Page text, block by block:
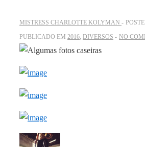
MISTRESS CHARLOTTE KOLYMAN
PUBLICADO EM 2016 DIVERSOS NO